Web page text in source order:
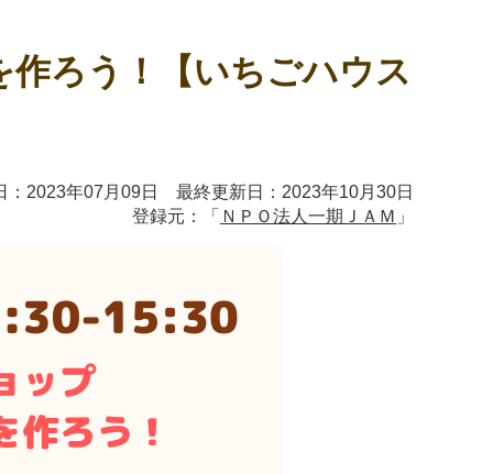
ろう！【いちごハウス
：2023年07月09日 最終更新日：2023年10月30日
登録元：「 ＮＰＯ法人一期ＪＡＭ 」